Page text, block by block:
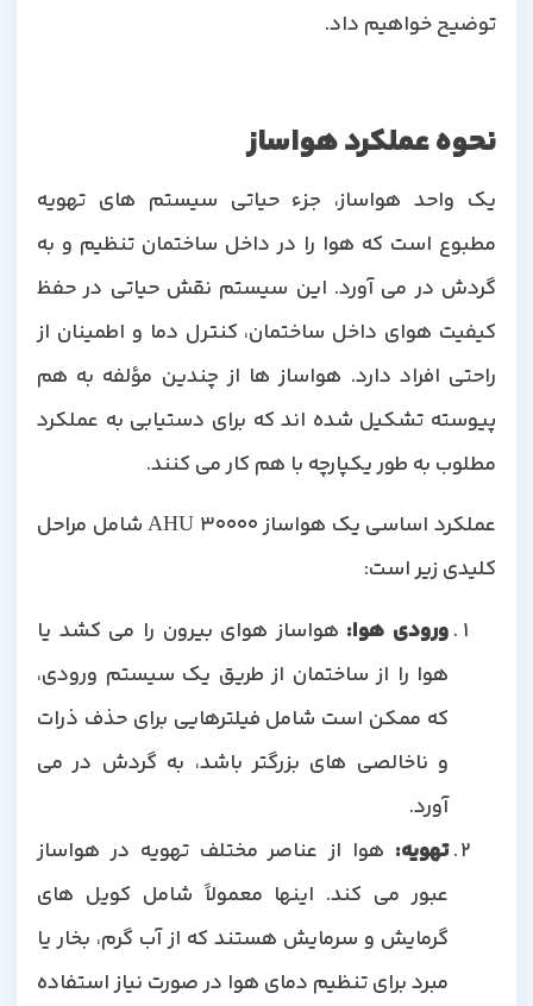
توضیح خواهیم داد.
نحوه عملکرد هواساز
یک واحد هواساز، جزء حیاتی سیستم های تهویه
مطبوع است که هوا را در داخل ساختمان تنظیم و به
گردش در می آورد. این سیستم نقش حیاتی در حفظ
کیفیت هوای داخل ساختمان، کنترل دما و اطمینان از
راحتی افراد دارد. هواساز ها از چندین مؤلفه به هم
پیوسته تشکیل شده اند که برای دستیابی به عملکرد
مطلوب به طور یکپارچه با هم کار می کنند.
عملکرد اساسی یک هواساز 30000 AHU شامل مراحل
کلیدی زیر است:
ورودی هوا: هواساز هوای بیرون را می کشد یا
هوا را از ساختمان از طریق یک سیستم ورودی،
که ممکن است شامل فیلترهایی برای حذف ذرات
و ناخالصی های بزرگتر باشد، به گردش در می
آورد.
تهویه: هوا از عناصر مختلف تهویه در هواساز
عبور می کند. اینها معمولاً شامل کویل های
گرمایش و سرمایش هستند که از آب گرم، بخار یا
مبرد برای تنظیم دمای هوا در صورت نیاز استفاده